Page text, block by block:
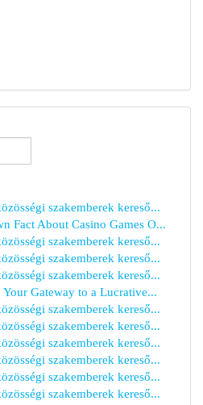
szakemberek kereső...
Fact About Casino Games O...
szakemberek kereső...
szakemberek kereső...
szakemberek kereső...
Your Gateway to a Lucrative...
szakemberek kereső...
szakemberek kereső...
szakemberek kereső...
szakemberek kereső...
szakemberek kereső...
szakemberek kereső...